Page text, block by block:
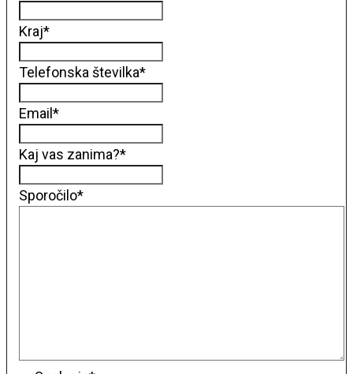
Kraj*
Telefonska številka*
Email *
Kaj vas zanima?*
Sporočilo*